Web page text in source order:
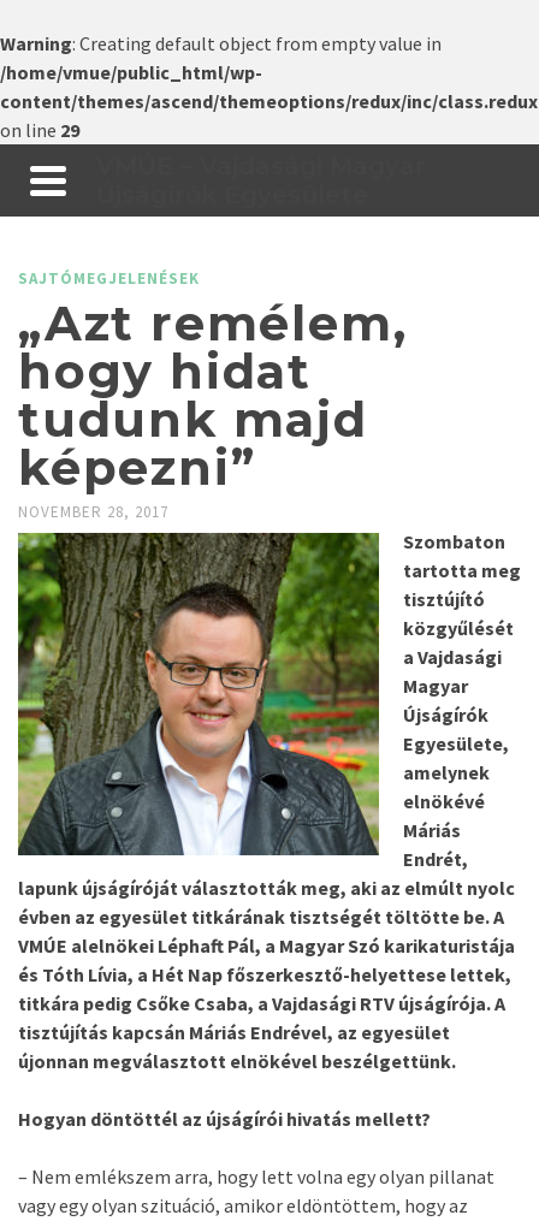
Warning: Creating default object from empty value in
/home/vmue/public_html/wp-
content/themes/ascend/themeoptions/redux/inc/
on line 29
SAJTÓMEGJELENÉSEK
„Azt remélem,
hogy hidat
tudunk majd
képezni”
NOVEMBER 28, 2017
Szombaton
tartotta meg
tisztújító
közgyűlését
a Vajdasági
Magyar
Újságírók
Egyesülete,
amelynek
elnökévé
Máriás
Endrét,
lapunk újságíróját választották meg, aki az elmúlt nyolc
évben az egyesület titkárának tisztségét töltötte be. A
VMÚE alelnökei Léphaft Pál, a Magyar Szó karikaturistája
és Tóth Lívia, a Hét Nap főszerkesztő-helyettese lettek,
titkára pedig Csőke Csaba, a Vajdasági RTV újságírója. A
tisztújítás kapcsán Máriás Endrével, az egyesület
újonnan megválasztott elnökével beszélgettünk.
Hogyan döntöttél az újságírói hivatás mellett?
– Nem emlékszem arra, hogy lett volna egy olyan pillanat
vagy egy olyan szituáció, amikor eldöntöttem, hogy az